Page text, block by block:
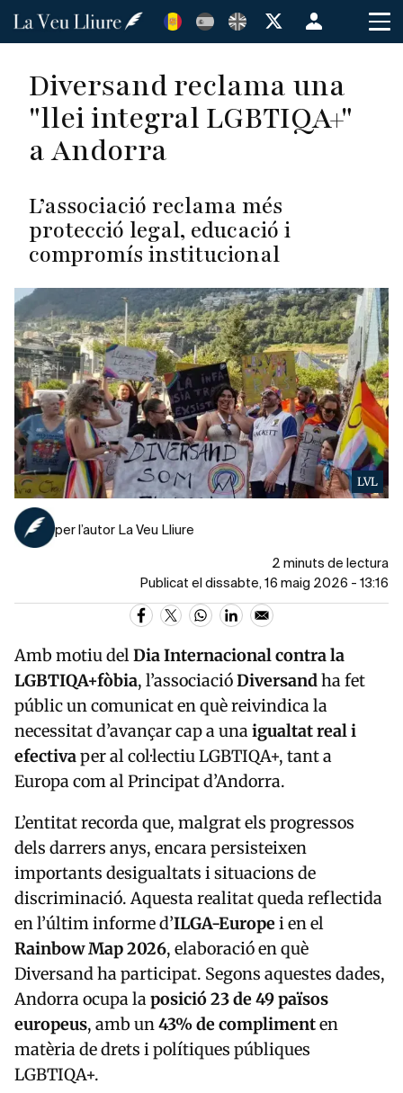
Vés
Menú
de
de
usuario
Diversand reclama una
"llei integral LGBTIQA+"
a Andorra
L’associació reclama més
protecció legal, educació i
compromís institucional
LVL
per l’autor La Veu Lliure
2 minuts de lectura
Publicat el dissabte, 16 maig 2026 - 13:16
Amb motiu delDia Internacional contra la
LGBTIQA+fòbia, l’associacióDiversandha fet
públic un comunicat en què reivindica la
necessitat d’avançar cap a unaigualtat real i
efectivaper al col·lectiu LGBTIQA+, tant a
Europa com al Principat d’Andorra.
L’entitat recorda que, malgrat els progressos
dels darrers anys, encara persisteixen
importants desigualtats i situacions de
discriminació. Aquesta realitat queda reflectida
en l’últim informe d’ILGA-Europei en el
Rainbow Map 2026, elaboració en què
Diversand ha participat. Segons aquestes dades,
Andorra ocupa laposició 23 de 49 països
europeus, amb un43% de complimenten
matèria de drets i polítiques públiques
LGBTIQA+.